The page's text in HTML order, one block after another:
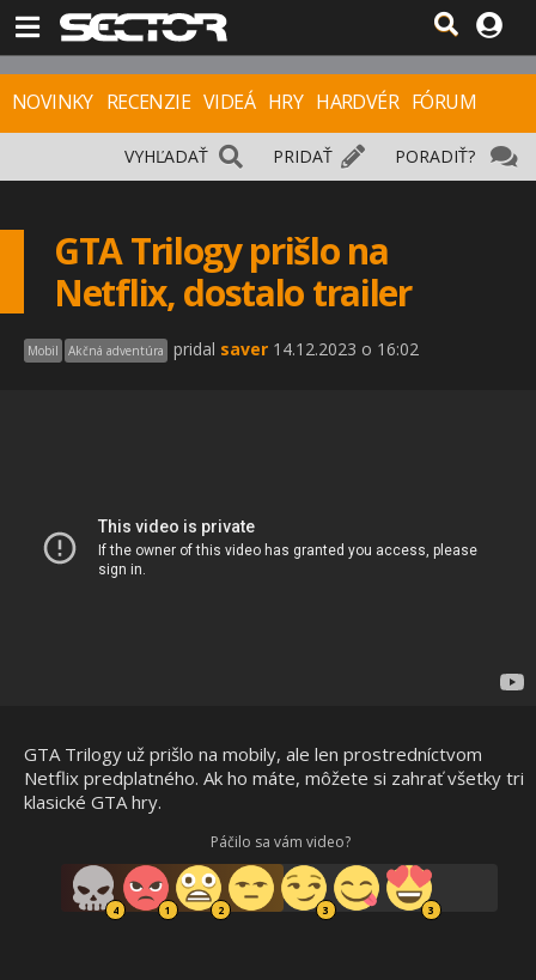
NOVINKY RECENZIE VIDEÁ HRY HARDVÉR FÓRUM
PORADIŤ?
PRIDAŤ
VYHĽADAŤ
GTA Trilogy prišlo na
Netflix, dostalo trailer
Mobil Akčná adventúra pridal saver 14.12.2023 o 16:02
GTA Trilogy už prišlo na mobily, ale len prostredníctvom
Netflix predplatného. Ak ho máte, môžete si zahrať všetky tri
klasické GTA hry.
Páčilo sa vám video?